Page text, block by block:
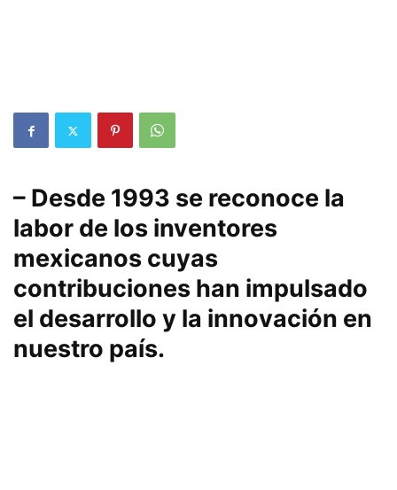
– Desde 1993 se reconoce la
labor de los inventores
mexicanos cuyas
contribuciones han impulsado
el desarrollo y la innovación en
nuestro país.